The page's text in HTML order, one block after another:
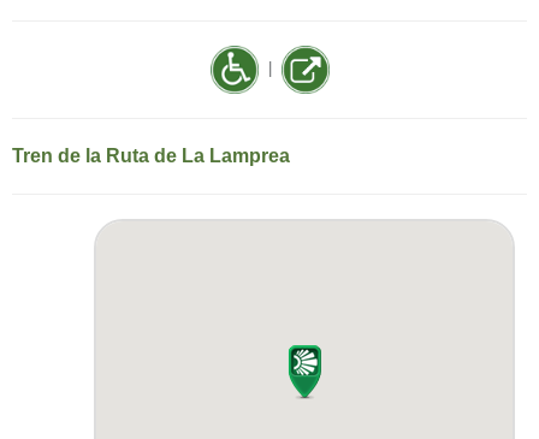
|
Tren de la Ruta de La Lamprea